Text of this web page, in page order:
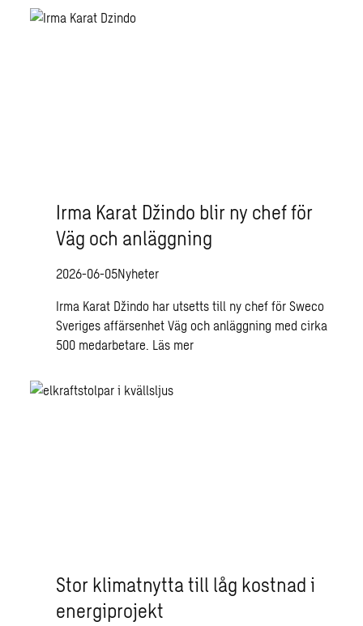
Irma Karat Džindo blir ny chef för
Väg och anläggning
2026-06-05Nyheter
Irma Karat Džindo har utsetts till ny chef för Sweco
Sveriges affärsenhet Väg och anläggning med cirka
500 medarbetare. Läs mer
Stor klimatnytta till låg kostnad i
energiprojekt